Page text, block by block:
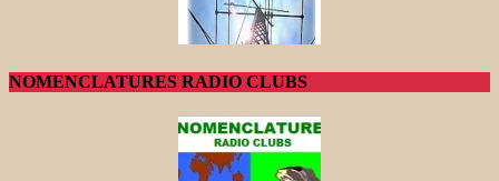
NOMENCLATURES RADIO CLUBS